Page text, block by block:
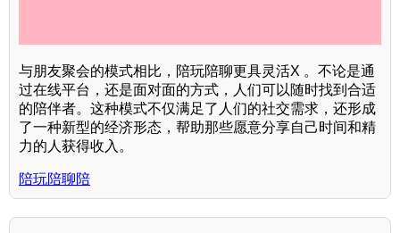
与朋友聚会的模式相比，陪玩陪聊更具灵活X 。不论是通
过在线平台，还是面对面的方式，人们可以随时找到合适
的陪伴者。这种模式不仅满足了人们的社交需求，还形成
了一种新型的经济形态，帮助那些愿意分享自己时间和精
力的人获得收入。
陪玩陪聊陪